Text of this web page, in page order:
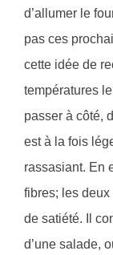
d’allumer le
pas ces
cette idée de
températures
passer à côté,
est à la fois
rassasiant. En
fibres; les
de satiété. Il
d’une salade,